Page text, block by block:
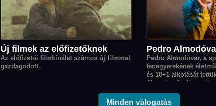
Új filmek az előfizetőknek
Az előfizetői filmkínálat számos új filmmel
gazdagodott.
Pedro
Pedro Almodóvar, a
fenegyerekének
és 10+1 alkotását
Cinegón. A válogatás
végéig.
Minden válogatás